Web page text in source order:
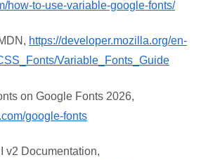
how-to-use-variable-google-fonts/
https://developer.mozilla.org/en-
Variable_Fonts_Guide
on Google Fonts 2026,
google-fonts
v2 Documentation,